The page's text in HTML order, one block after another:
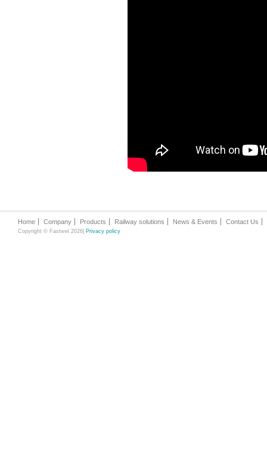
Home Company Products Railway solutions News & Events Contact Us
Copyright © Fastwel 2026| Privacy policy